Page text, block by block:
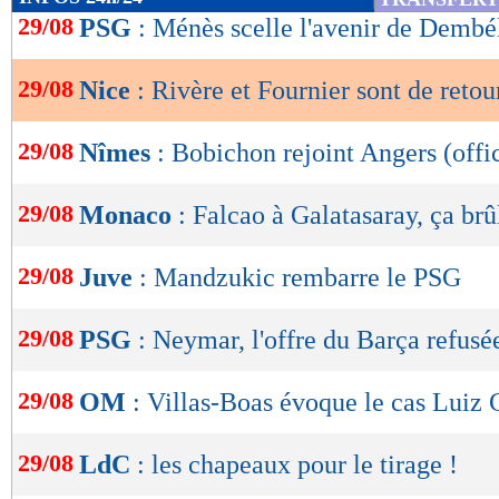
de
OK
29/08 PSG : Ménès scelle l'avenir de
29/08 Nice : Rivère et Fournier sont de
29/08 Nîmes : Bobichon rejoint Angers
29/08 Monaco : Falcao à Galatasaray, ça
29/08 Juve : Mandzukic rembarre le PSG
29/08 PSG : Neymar, l'offre du Barça
29/08 OM : Villas-Boas évoque le cas Luiz
29/08 LdC : les chapeaux pour le tirage !